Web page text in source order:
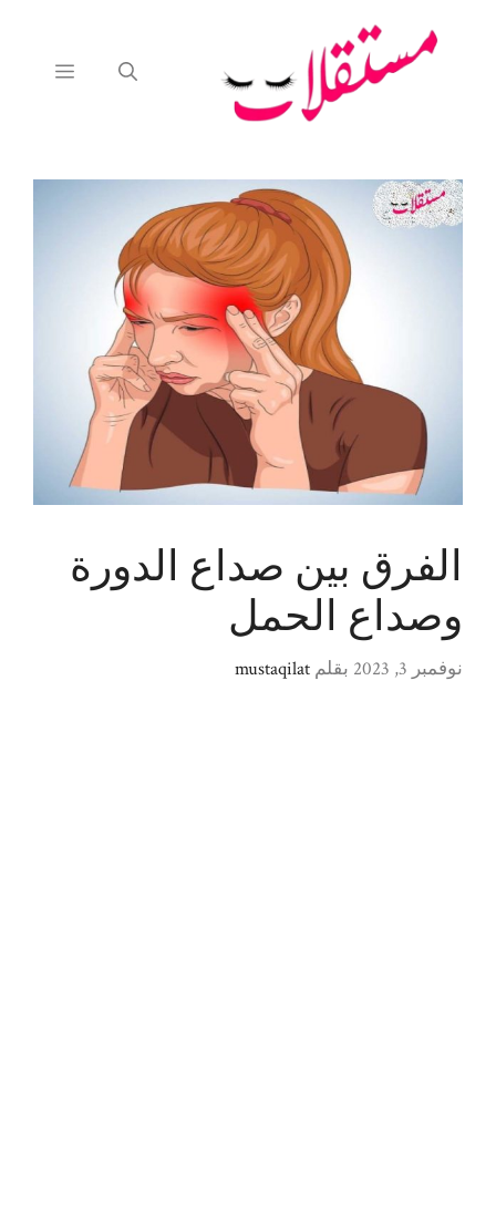
القائمة
الفرق بين صداع الدورة
وصداع الحمل
نوفمبر 3, 2023 بقلم mustaqilat